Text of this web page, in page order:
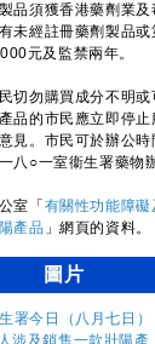
須獲香港藥劑業及
未經註冊藥劑製品或
元及監禁兩年。
勿購買成分不明或
品的市民應立即停
見。市民可於辦公
八○一室衞生署藥物
室「 有關性功能障
產品 」網頁的資料。
圖片